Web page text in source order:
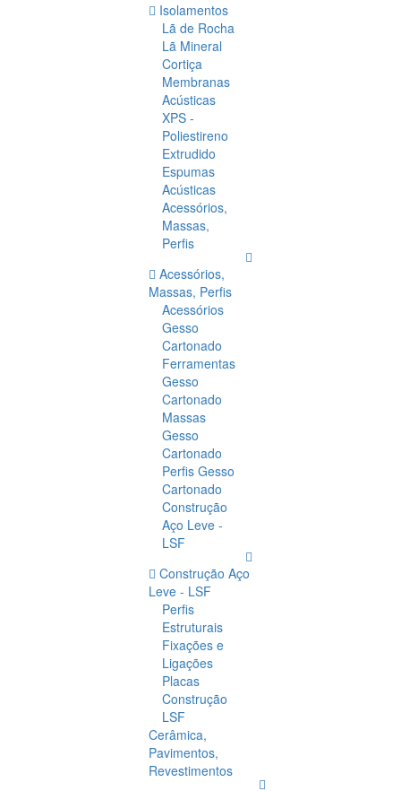
Isolamentos
Lã de Rocha
Lã Mineral
Cortiça
Membranas
Acústicas
XPS -
Poliestireno
Extrudido
Espumas
Acústicas
Acessórios,
Massas,
Perfis
Acessórios,
Massas, Perfis
Acessórios
Gesso
Cartonado
Ferramentas
Gesso
Cartonado
Massas
Gesso
Cartonado
Perfis Gesso
Cartonado
Construção
Aço Leve -
LSF
Construção Aço
Leve - LSF
Perfis
Estruturais
Fixações e
Ligações
Placas
Construção
LSF
Cerâmica,
Pavimentos,
Revestimentos